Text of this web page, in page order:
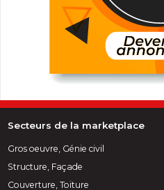
Secteurs de la marketplace
Gros oeuvre, Génie civil
Structure, Façade
Couverture, Toiture